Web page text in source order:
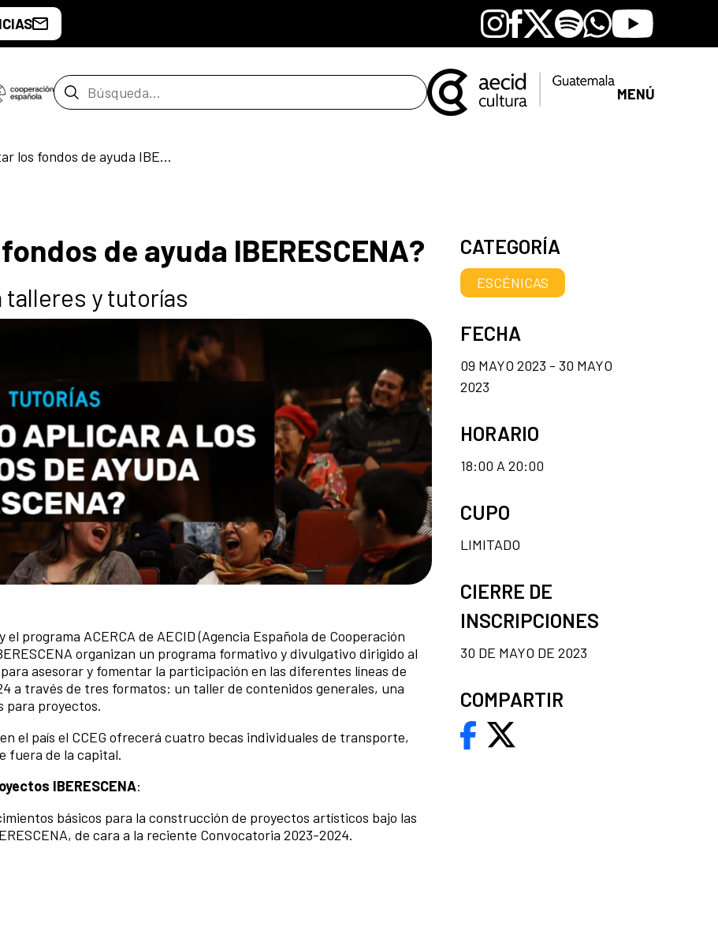
Instagram
Facebook
X SpotifyWhatsapp
Youtube
Barra de búsqueda MENÚ
¿Cómo solicitar los fondos de ayuda IBERESCENA?
de ayuda IBERESCENA?
talleres y tutorías
programa ACERCA de AECID (Agencia Española de Cooperación
organizan un programa formativo y divulgativo dirigido al
asesorar y fomentar la participación en las diferentes líneas de
a través de tres formatos: un taller de contenidos generales, una
para proyectos.
el país el CCEG ofrecerá cuatro becas individuales de transporte,
fuera de la capital.
IBERESCENA:
básicos para la construcción de proyectos artísticos bajo las
de cara a la reciente Convocatoria 2023-2024.
CATEGORÍA
ESCÉNICAS
FECHA
09 MAYO 2023 - 30 MAYO
2023
HORARIO
18:00 A 20:00
CUPO
LIMITADO
CIERRE DE
INSCRIPCIONES
30 DE MAYO DE 2023
COMPARTIR